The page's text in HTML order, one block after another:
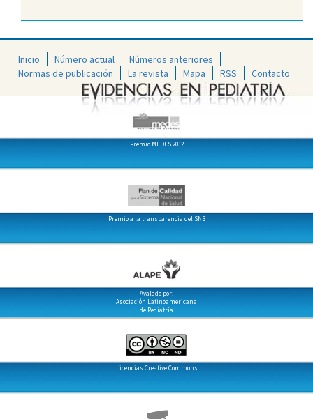
Inicio Número actual
Números anteriores
Normas de publicación
La revista Mapa RSS Contacto
Premio MEDES 2012
Premio a la transparencia del SNS
Avalado por:
Asociación Latinoamericana
de Pediatría
Licencias Creative Commons